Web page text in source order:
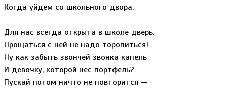
Когда уйдем со школьного двора.
Для нас всегда открыта в школе дверь.
Прощаться с ней не надо торопиться!
Ну как забыть звончей звонка капель
И девочку, которой нес портфель?
Пускай потом ничто не повторится —